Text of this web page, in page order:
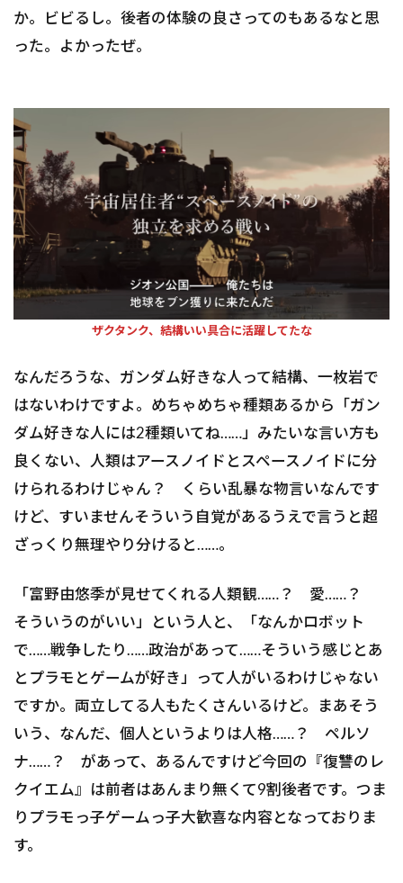
か。ビビるし。後者の体験の良さってのもあるなと思
った。よかったぜ。
ザクタンク、結構いい具合に活躍してたな
なんだろうな、ガンダム好きな人って結構、一枚岩で
はないわけですよ。めちゃめちゃ種類あるから「ガン
ダム好きな人には2種類いてね……」みたいな言い方も
良くない、人類はアースノイドとスペースノイドに分
けられるわけじゃん？ くらい乱暴な物言いなんです
けど、すいませんそういう自覚があるうえで言うと超
ざっくり無理やり分けると……。
「富野由悠季が見せてくれる人類観……？ 愛……？
そういうのがいい」という人と、「なんかロボット
で……戦争したり……政治があって……そういう感じとあ
とプラモとゲームが好き」って人がいるわけじゃない
ですか。両立してる人もたくさんいるけど。まあそう
いう、なんだ、個人というよりは人格……？ ペルソ
ナ……？ があって、あるんですけど今回の『復讐のレ
クイエム』は前者はあんまり無くて9割後者です。つま
りプラモっ子ゲームっ子大歓喜な内容となっておりま
す。